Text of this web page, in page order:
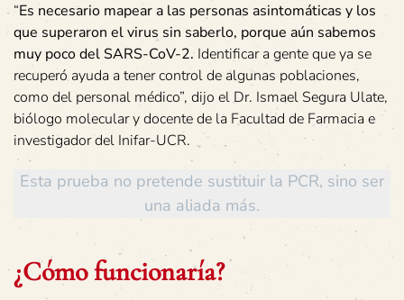
“Es necesario mapear a las personas asintomáticas y los
que superaron el virus sin saberlo, porque aún sabemos
muy poco del SARS-CoV-2.Identificar a gente que ya se
recuperó ayuda a tener control de algunas poblaciones,
como del personal médico”, dijo el Dr. Ismael Segura Ulate,
biólogo molecular y docente de la Facultad de Farmacia e
investigador del Inifar-UCR.
Esta prueba no pretende sustituir la PCR, sino ser
una aliada más.
¿Cómo funcionaría?